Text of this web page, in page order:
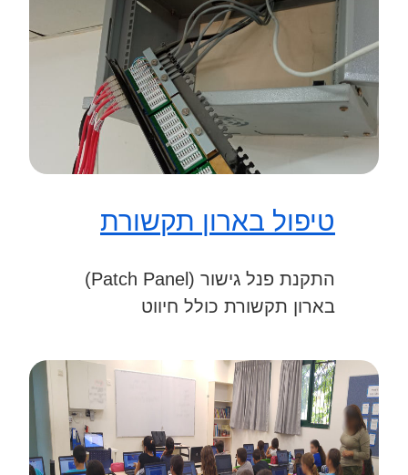
טיפול בארון תקשורת
התקנת פנל גישור (Patch Panel)
בארון תקשורת כולל חיווט